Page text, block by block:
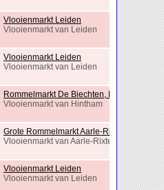
Vlooienmarkt Leiden
Vlooienmarkt van Leiden
Vlooienmarkt Leiden
Vlooienmarkt van Leiden
Rommelmarkt De Biechten, Den-Bosch
Vlooienmarkt van Hintham
Grote Rommelmarkt Aarle-Rixtel
Vlooienmarkt van Aarle-Rixtel
Vlooienmarkt Leiden
Vlooienmarkt van Leiden